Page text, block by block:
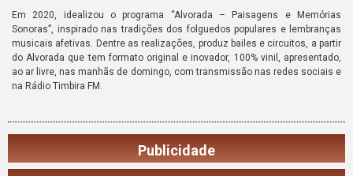
Em 2020, idealizou o programa “Alvorada – Paisagens e Memórias
Sonoras”, inspirado nas tradições dos folguedos populares e lembranças
musicais afetivas. Dentre as realizações, produz bailes e circuitos, a partir
do Alvorada que tem formato original e inovador, 100% vinil, apresentado,
ao ar livre, nas manhãs de domingo, com transmissão nas redes sociais e
na Rádio Timbira FM.
Publicidade